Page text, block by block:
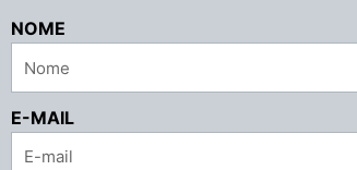
NOME
E-MAIL